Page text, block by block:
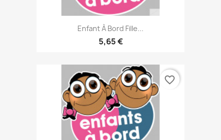
Enfant À Bord Fille...
5,65 €
favorite_border